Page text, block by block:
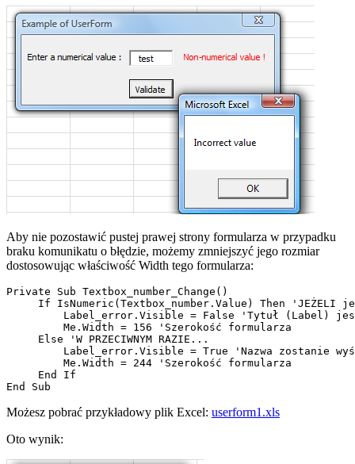
Aby nie pozostawić pustej prawej strony formularza w przypadku
braku komunikatu o błędzie, możemy zmniejszyć jego rozmiar
dostosowując właściwość Width tego formularza:
Private Sub Textbox_number_Change()
If IsNumeric(Textbox_number.Value) Then 'JEŻELI
Label_error.Visible = False 'Tytuł (Label)
         Me.Width = 156 'Szerokość formularza
     Else 'W PRZECIWNYM RAZIE...
Label_error.Visible = True 'Nazwa zostanie
         Me.Width = 244 'Szerokość formularza
     End If
Możesz pobrać przykładowy plik Excel: userform1.xls
Oto wynik: